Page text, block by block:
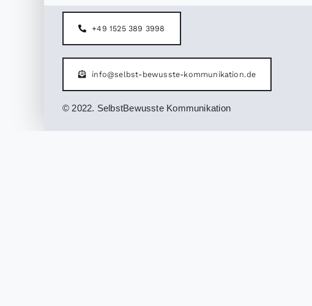
+49 1525 389 3998
info@selbst-bewusste-kommunikation.de
© 2022. SelbstBewusste Kommunikation